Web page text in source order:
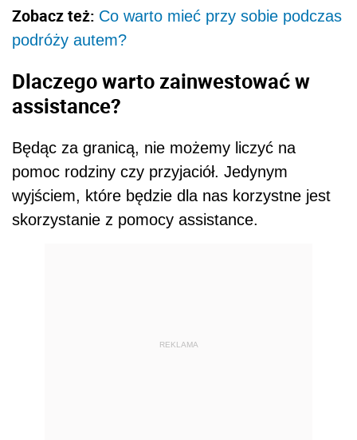
Zobacz też: Co warto mieć przy sobie podczas
podróży autem?
Dlaczego warto zainwestować w
assistance?
Będąc za granicą, nie możemy liczyć na
pomoc rodziny czy przyjaciół. Jedynym
wyjściem, które będzie dla nas korzystne jest
skorzystanie z pomocy assistance.
REKLAMA